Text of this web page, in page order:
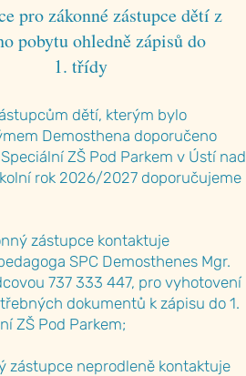
pro zákonné zástupce dětí z
pobytu ohledně zápisů do
1. třídy
dětí, kterým bylo
Demosthena doporučeno
ZŠ Pod Parkem v Ústí nad
rok 2026/2027 doporučujeme
zástupce kontaktuje
SPC Demosthenes Mgr.
737 333 447, pro vyhotovení
dokumentů k zápisu do 1.
ZŠ Pod Parkem;
zástupce neprodleně kontaktuje